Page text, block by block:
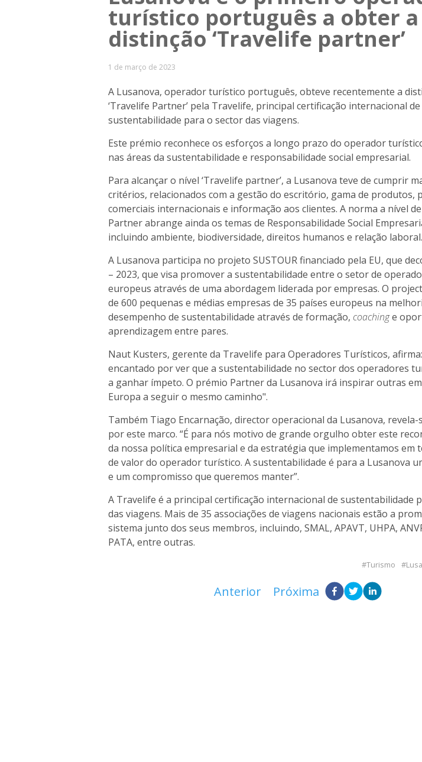
turístico português a obter a
distinção ‘Travelife partner’
1 de março de 2023
A Lusanova, operador turístico português, obteve recentemente a
‘Travelife Partner’ pela Travelife, principal certificação internacional de
sustentabilidade para o sector das viagens.
Este prémio reconhece os esforços a longo prazo do operador
nas áreas da sustentabilidade e responsabilidade social empresarial.
Para alcançar o nível ‘Travelife partner’, a Lusanova teve de cumprir
critérios, relacionados com a gestão do escritório, gama de produtos,
comerciais internacionais e informação aos clientes. A norma a nível
Partner abrange ainda os temas de Responsabilidade Social
incluindo ambiente, biodiversidade, direitos humanos e relação laboral.
A Lusanova participa no projeto SUSTOUR financiado pela EU, que
– 2023, que visa promover a sustentabilidade entre o setor de
europeus através de uma abordagem liderada por empresas. O
de 600 pequenas e médias empresas de 35 países europeus na
desempenho de sustentabilidade através de formação, coachinge
aprendizagem entre pares.
Naut Kusters, gerente da Travelife para Operadores Turísticos,
encantado por ver que a sustentabilidade no sector dos operadores
a ganhar ímpeto. O prémio Partner da Lusanova irá inspirar outras
Europa a seguir o mesmo caminho".
Também Tiago Encarnação, director operacional da Lusanova,
por este marco. “É para nós motivo de grande orgulho obter este
da nossa política empresarial e da estratégia que implementamos em
de valor do operador turístico. A sustentabilidade é para a Lusanova
e um compromisso que queremos manter”.
A Travelife é a principal certificação internacional de sustentabilidade
das viagens. Mais de 35 associações de viagens nacionais estão a
sistema junto dos seus membros, incluindo, SMAL, APAVT, UHPA,
PATA, entre outras.
Turismo
Anterior Próxima